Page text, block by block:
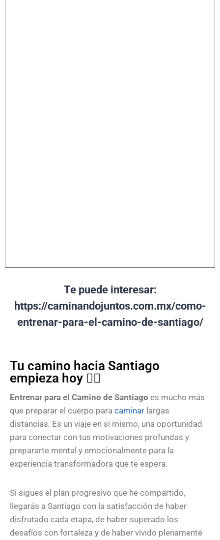
Te puede interesar:
https://caminandojuntos.com.mx/como-
entrenar-para-el-camino-de-santiago/
Tu camino hacia Santiago
empieza hoy 🚶‍♂️
Entrenar para el Camino de Santiago es mucho más
que preparar el cuerpo para caminar largas
distancias. Es un viaje en sí mismo, una oportunidad
para conectar con tus motivaciones profundas y
prepararte mental y emocionalmente para la
experiencia transformadora que te espera.
Si sigues el plan progresivo que he compartido,
llegarás a Santiago con la satisfacción de haber
disfrutado cada etapa, de haber superado los
desafíos con fortaleza y de haber vivido plenamente